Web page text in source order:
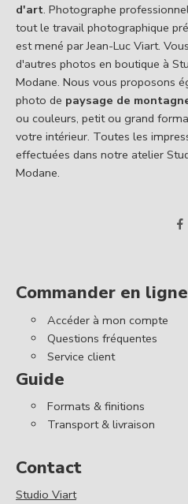
d'art. Photographe
tout le travail photographique
est mené par Jean-Luc Viart.
d'autres photos en boutique à
Modane. Nous vous proposons
photo de paysage de
ou couleurs, petit ou grand
votre intérieur. Toutes les
effectuées dans notre atelier
Modane.
Commander en ligne
Accéder à mon compte
Questions fréquentes
Service client
Guide
Formats & finitions
Transport & livraison
Contact
Studio Viart